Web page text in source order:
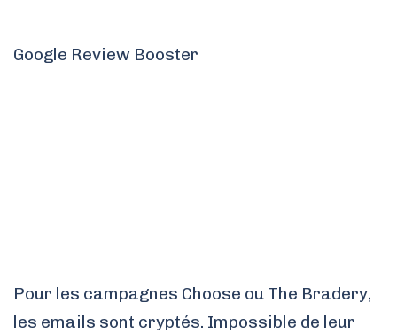
Google Review Booster
Pour les campagnes Choose ou The Bradery,
les emails sont cryptés. Impossible de leur